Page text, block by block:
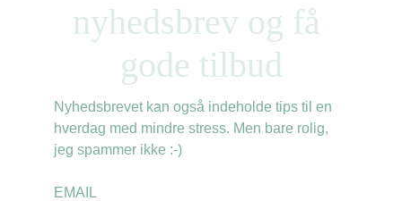
nyhedsbrev og få
gode tilbud
EMAIL
Nyhedsbrevet kan også indeholde tips til en
hverdag med mindre stress. Men bare rolig,
jeg spammer ikke :-)